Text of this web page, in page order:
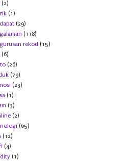
(2)
(1)
(29)
(118)
rekod (15)
(6)
(26)
(79)
(23)
(1)
(3)
(2)
(65)
(12)
(4)
(1)